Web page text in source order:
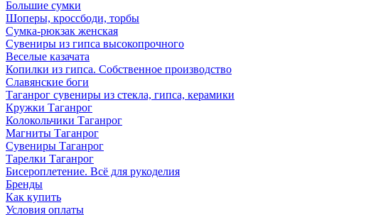
Большие сумки
Шоперы, кроссбоди, торбы
Сумка-рюкзак женская
Сувениры из гипса высокопрочного
Веселые казачата
Копилки из гипса. Собственное производство
Славянские боги
Таганрог сувениры из стекла, гипса, керамики
Кружки Таганрог
Колокольчики Таганрог
Магниты Таганрог
Сувениры Таганрог
Тарелки Таганрог
Бисероплетение. Всё для рукоделия
Бренды
Как купить
Условия оплаты